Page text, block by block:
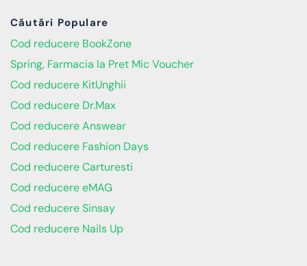
Căutări Populare
Cod reducere BookZone
Spring, Farmacia la Pret Mic Voucher
Cod reducere KitUnghii
Cod reducere Dr.Max
Cod reducere Answear
Cod reducere Fashion Days
Cod reducere Carturesti
Cod reducere eMAG
Cod reducere Sinsay
Cod reducere Nails Up